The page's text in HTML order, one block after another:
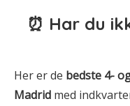
⏰ Har du
Her er de bedste 4-
Madrid med